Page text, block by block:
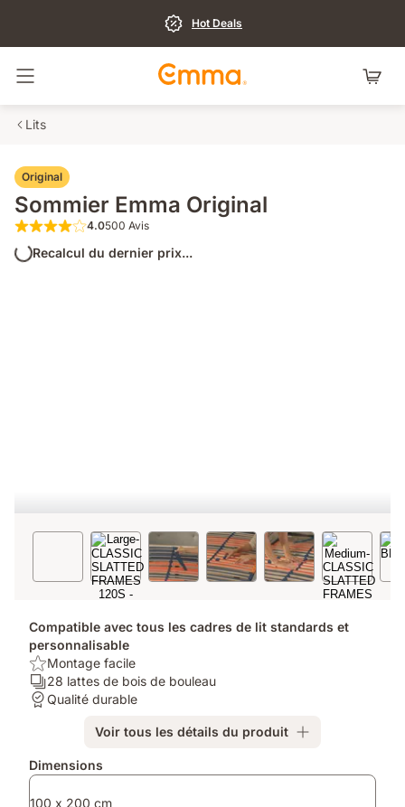
Hot Deals
Basculer la navigation
Lits
Original
Sommier Emma Original
4.0 sur 5 étoiles 500 Avis
4.0500 Avis
Recalcul du dernier prix...
Compatible avec tous les cadres de lit standards et
personnalisable
USP/Benefit:
Montage
facile
Montage facile
Ergonomie/Zones:
28
de
28 lattes de bois de bouleau
Garantie:
Qualité durable
Voir tous les détails du produit
Produits
Dimensions
100 x 200 cm